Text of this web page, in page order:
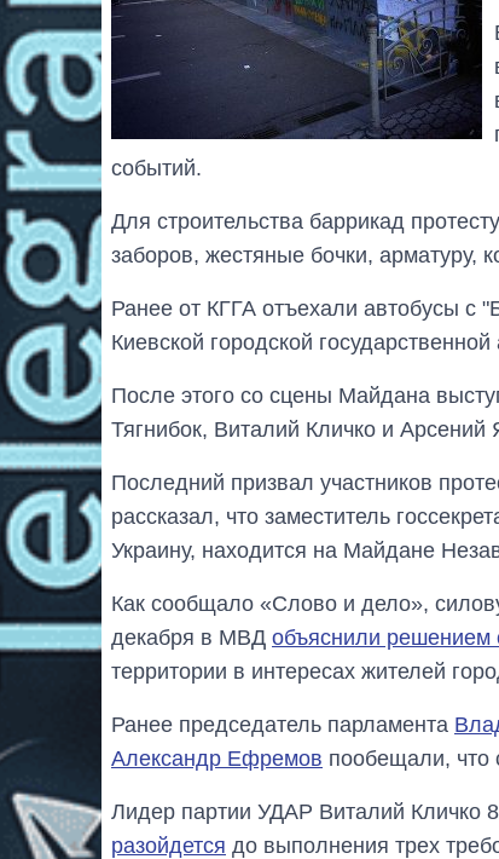
событий.
Для строительства баррикад
заборов, жестяные бочки, арматуру,
Ранее от КГГА отъехали автобусы с
Киевской городской
После этого со сцены Майдана
Тягнибок, Виталий Кличко и Арсений
Последний призвал участников
рассказал, что заместитель
Украину, находится на Майдане
Как сообщало «Слово и дело»,
декабря в МВД объяснили решением
территории в интересах жителей
Ранее председатель парламента
Александр Ефремов пообещали, что
Лидер партии УДАР Виталий Кличко
разойдется до выполнения трех